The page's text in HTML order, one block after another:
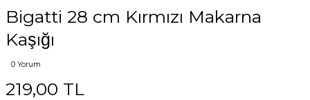
Bigatti 28 cm Kırmızı Makarna
Kaşığı
0 Yorum
219,00 TL